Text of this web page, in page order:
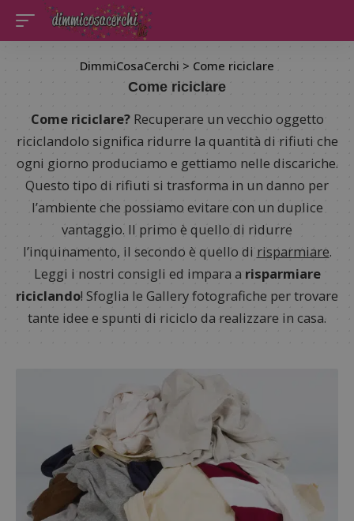
DimmiCosaCerchi > Come riciclare
Come riciclare
Come riciclare? Recuperare un vecchio oggetto
riciclandolo significa ridurre la quantità di rifiuti che
ogni giorno produciamo e gettiamo nelle discariche.
Questo tipo di rifiuti si trasforma in un danno per
l’ambiente che possiamo evitare con un duplice
vantaggio. Il primo è quello di ridurre
l’inquinamento, il secondo è quello di risparmiare.
Leggi i nostri consigli ed impara a risparmiare
riciclando! Sfoglia le Gallery fotografiche per trovare
tante idee e spunti di riciclo da realizzare in casa.